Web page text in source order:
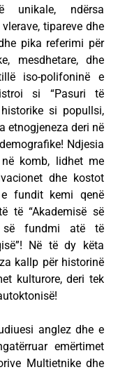
unikale, ndërsa
tipareve dhe
pika referimi për
mesdhetare, dhe
iso-polifoninë e
si “Pasuri të
si popullsi,
etnogjeneza deri në
Ndjesia
komb, lidhet me
dhe kostot
fundit kemi qenë
të “Akademisë së
së fundmi atë të
Në të dy këta
kallp për historinë
kulturore, deri tek
anglez dhe e
emërtimet
Multietnike dhe